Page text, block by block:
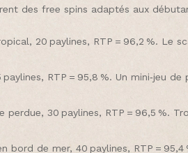
des free spins adaptés aux
20 paylines, RTP = 96,2 %. Le
RTP = 95,8 %. Un mini‑jeu
perdue, 30 paylines, RTP = 96,5 %.
bord de mer, 40 paylines, RTP =